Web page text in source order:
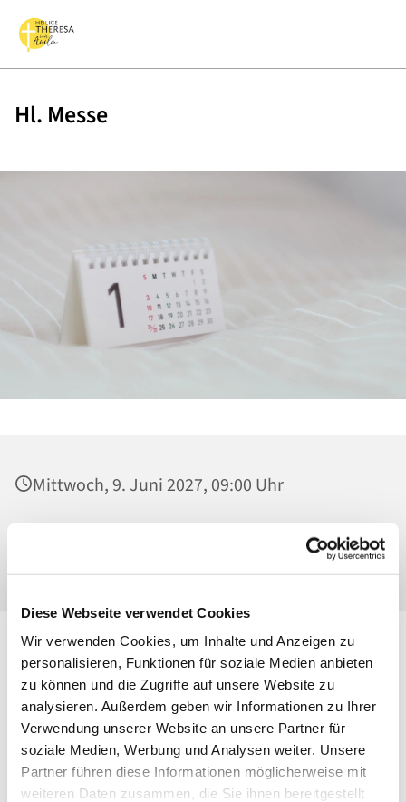
Diese Webseite verwendet Cookies
Wir verwenden Cookies, um Inhalte und Anzeigen zu
personalisieren, Funktionen für soziale Medien anbieten
zu können und die Zugriffe auf unsere Website zu
analysieren. Außerdem geben wir Informationen zu Ihrer
Verwendung unserer Website an unsere Partner für
soziale Medien, Werbung und Analysen weiter. Unsere
Partner führen diese Informationen möglicherweise mit
weiteren Daten zusammen, die Sie ihnen bereitgestellt
Hl. Messe
Mittwoch, 9. Juni 2027, 09:00 Uhr
Heilig Kreuz, Werktagskapelle, Malchower